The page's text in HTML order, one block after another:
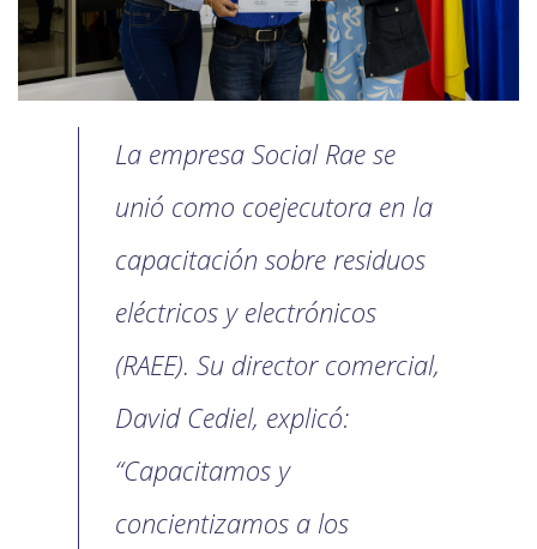
La empresa Social Rae se
unió como coejecutora en la
capacitación sobre residuos
eléctricos y electrónicos
(RAEE). Su director comercial,
David Cediel, explicó:
“Capacitamos y
concientizamos a los